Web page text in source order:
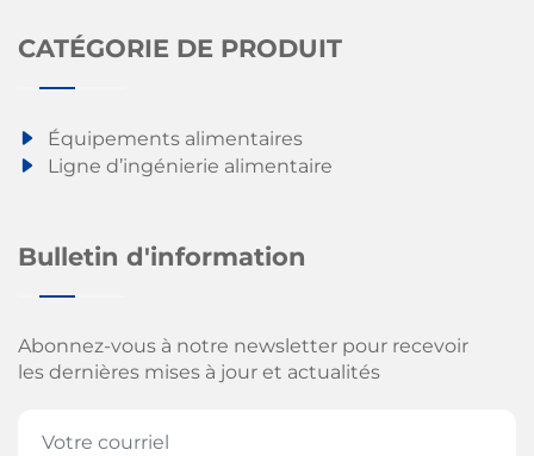
CATÉGORIE DE PRODUIT
Équipements alimentaires
Ligne d’ingénierie alimentaire
Bulletin d'information
Abonnez-vous à notre newsletter pour recevoir
les dernières mises à jour et actualités